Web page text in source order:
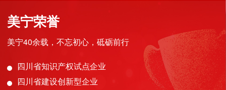
美宁荣誉
美宁40余载，不忘初心，砥砺前行
四川省知识产权试点企业
四川省建设创新型企业